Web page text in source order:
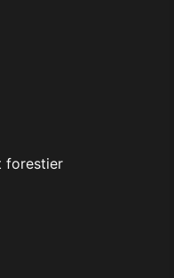
forestier